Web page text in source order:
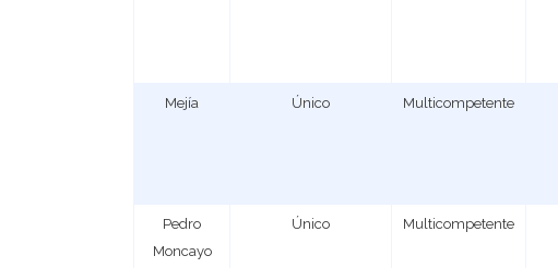
Mejía Único Multicompetente
Pedro
Moncayo
Único Multicompetente